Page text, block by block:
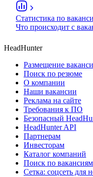
Статистика по
Что происходит с
HeadHunter
Размещение
Поиск по резюме
О компании
Наши вакансии
Реклама на сайте
Требования к ПО
Безопасный
HeadHunter API
Партнерам
Инвесторам
Каталог компаний
Поиск по
Сетка: соцсеть для